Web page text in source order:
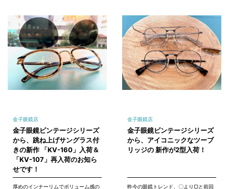
金子眼鏡店
金子眼鏡ビンテージシリーズ
から、跳ね上げサングラス付
きの新作 「KV-160」入荷＆
「KV-107」再入荷のお知ら
せです！
厚めのインナーリムでボリューム感の
金子眼鏡店
金子眼鏡ビンテージシリーズ
から、アイコニックなツーブ
リッジの 新作が2型入荷！
昨今の眼鏡トレンド、〇より▢と前回